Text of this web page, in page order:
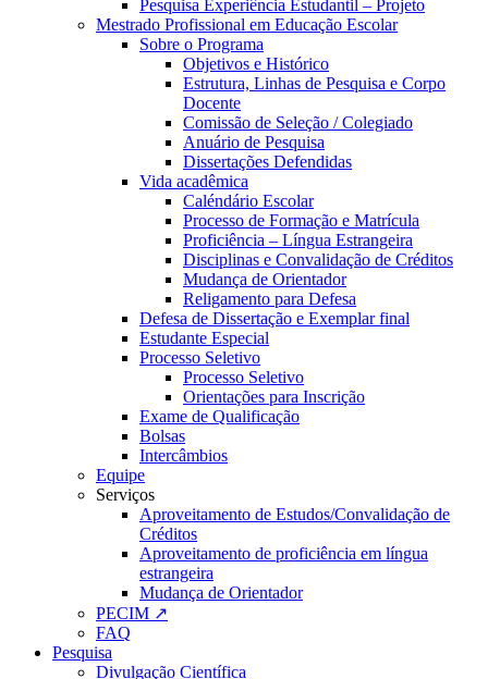
Pesquisa Experiência Estudantil – Projeto
Mestrado Profissional em Educação Escolar
Sobre o Programa
Objetivos e Histórico
Estrutura, Linhas de Pesquisa e Corpo
Docente
Comissão de Seleção / Colegiado
Anuário de Pesquisa
Dissertações Defendidas
Vida acadêmica
Caléndário Escolar
Processo de Formação e Matrícula
Proficiência – Língua Estrangeira
Disciplinas e Convalidação de Créditos
Mudança de Orientador
Religamento para Defesa
Defesa de Dissertação e Exemplar final
Estudante Especial
Processo Seletivo
Processo Seletivo
Orientações para Inscrição
Exame de Qualificação
Bolsas
Intercâmbios
Equipe
Serviços
Aproveitamento de Estudos/Convalidação de
Créditos
Aproveitamento de proficiência em língua
estrangeira
Mudança de Orientador
PECIM ↗
FAQ
Pesquisa
Divulgação Científica